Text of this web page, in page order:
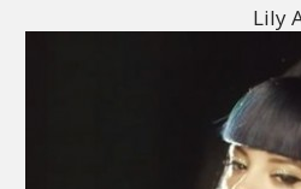
Lily